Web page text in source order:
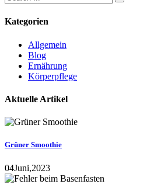
for:
Kategorien
Allgemein
Blog
Ernährung
Körperpflege
Aktuelle Artikel
Grüner Smoothie
04Juni,2023